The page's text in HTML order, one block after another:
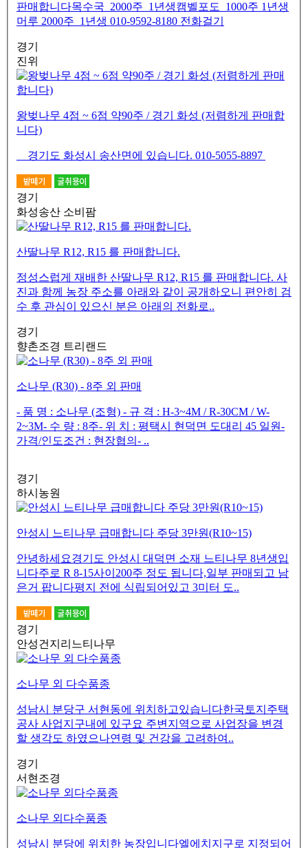
판매합니다목수국 2000주 1년생캠벨포도 1000주 1년생
머루 2000주 1년생 010-9592-8180 전화걸기
경기
진위
왕벚나무 4점 ~ 6점 약90주 / 경기 화성 (저렴하게 판매합
니다)
경기도 화성시 송산면에 있습니다. 010-5055-8897
경기
화성송산 소비팜
산딸나무 R12, R15 를 판매합니다.
정성스럽게 재배한 산딸나무 R12, R15 를 판매합니다. 사
진과 함께 농장 주소를 아래와 같이 공개하오니 편안히 검
수 후 관심이 있으신 분은 아래의 전화로..
경기
향촌조경 트리랜드
소나무 (R30) - 8주 외 판매
​ - 품 명 : 소나무 (조형) - 규 격 : H-3~4M / R-30CM / W-
2~3M- 수 량 : 8주- 위 치 : 평택시 현덕면 도대리 45 일원-
가격/인도조건 : 현장협의- ..
경기
하시농원
안성시 느티나무 급매합니다 주당 3만원(R10~15)
안녕하세요경기도 안성시 대덕면 소재 느티나무 8년생입
니다주로 R 8-15사이200주 정도 됩니다,일부 판매되고 남
은거 팝니다평지 전에 식립되어있고 3미터 도..
경기
안성건지리느티나무
소나무 외 다수품종
성남시 분당구 서현동에 위치하고있습니다한국토지주택
공사 사업지구내에 있구요 주변지역으로 사업장을 변경
할 생각도 하였으나연령 및 건강을 고려하여..
경기
서현조경
소나무 외다수품종
성남시 분당에 위치한 농장입니다엘에치지구로 지정되어